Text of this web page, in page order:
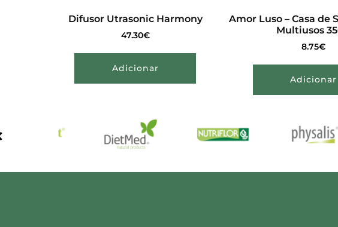
Difusor Utrasonic Harmony
47.30€
Adicionar
Amor Luso – Casa de
Multiusos
8.75€
Adicionar